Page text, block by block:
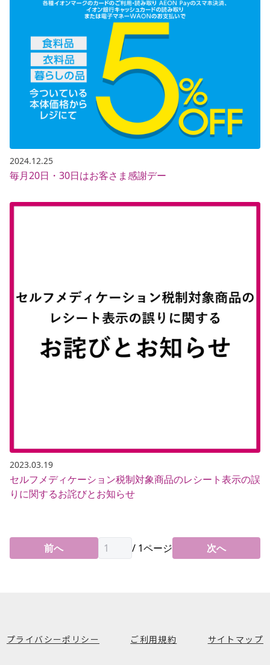
2024.12.25
毎月20日・30日はお客さま感謝デー
2023.03.19
セルフメディケーション税制対象商品のレシート表示の誤
りに関するお詫びとお知らせ
前へ / 1ページ 次へ
プライバシーポリシー ご利用規約 サイトマップ